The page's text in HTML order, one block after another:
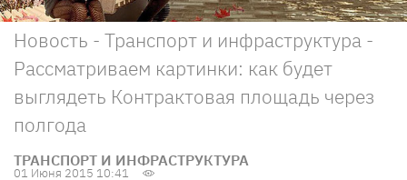
Новость - Транспорт и инфраструктура -
Рассматриваем картинки: как будет
выглядеть Контрактовая площадь через
полгода
ТРАНСПОРТ И ИНФРАСТРУКТУРА
01 Июня 2015 10:41